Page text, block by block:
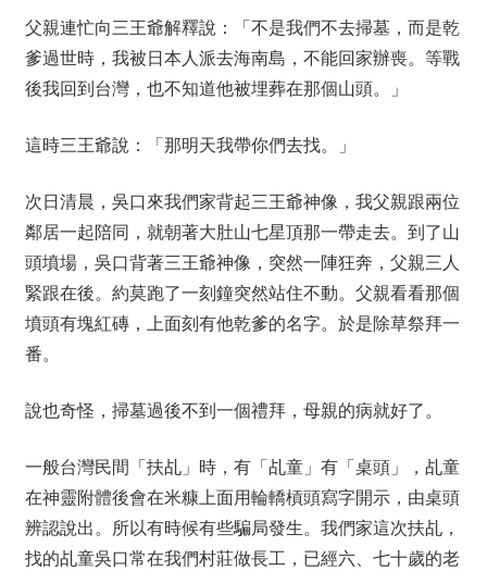
父親連忙向三王爺解釋說：「不是我們不去掃墓，而是乾
爹過世時，我被日本人派去海南島，不能回家辦喪。等戰
後我回到台灣，也不知道他被埋葬在那個山頭。」
這時三王爺說：「那明天我帶你們去找。」
次日清晨，吳口來我們家背起三王爺神像，我父親跟兩位
鄰居一起陪同，就朝著大肚山七星頂那一帶走去。到了山
頭墳場，吳口背著三王爺神像，突然一陣狂奔，父親三人
緊跟在後。約莫跑了一刻鐘突然站住不動。父親看看那個
墳頭有塊紅磚，上面刻有他乾爹的名字。於是除草祭拜一
番。
說也奇怪，掃墓過後不到一個禮拜，母親的病就好了。
一般台灣民間「扶乩」時，有「乩童」有「桌頭」，乩童
在神靈附體後會在米糠上面用輪轎槓頭寫字開示，由桌頭
辨認說出。所以有時候有些騙局發生。我們家這次扶乩，
找的乩童吳口常在我們村莊做長工，已經六、七十歲的老